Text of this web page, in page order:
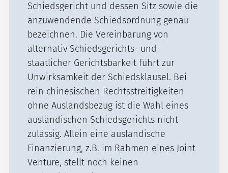
Schiedsgericht und dessen Sitz sowie die
anzuwendende Schiedsordnung genau
bezeichnen. Die Vereinbarung von
alternativ Schiedsgerichts- und
staatlicher Gerichtsbarkeit führt zur
Unwirksamkeit der Schiedsklausel. Bei
rein chinesischen Rechtsstreitigkeiten
ohne Auslandsbezug ist die Wahl eines
ausländischen Schiedsgerichts nicht
zulässig. Allein eine ausländische
Finanzierung, z.B. im Rahmen eines Joint
Venture, stellt noch keinen